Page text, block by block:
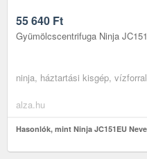
55 640 Ft
Gyümölcscentrifuga Ninja
ninja, háztartási kisgép,
alza.hu
Hasonlók, mint Ninja JC151EU